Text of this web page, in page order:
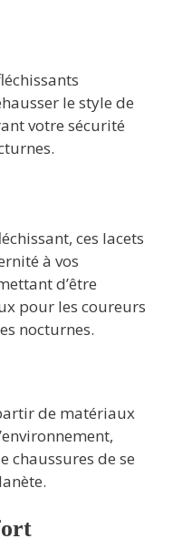
le style de
votre sécurité
ces lacets
à vos
d’être
pour les coureurs
nocturnes.
de matériaux
chaussures de se